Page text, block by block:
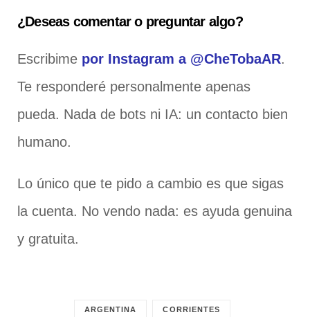
¿Deseas comentar o preguntar algo?
Escribime por Instagram a @CheTobaAR.
Te responderé personalmente apenas
pueda. Nada de bots ni IA: un contacto bien
humano.
Lo único que te pido a cambio es que sigas
la cuenta. No vendo nada: es ayuda genuina
y gratuita.
ARGENTINA CORRIENTES